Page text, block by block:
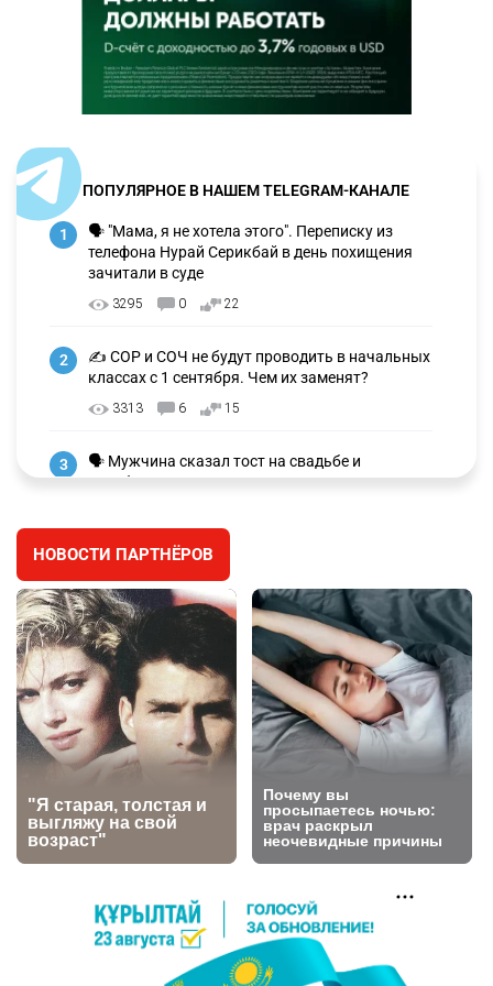
ПОПУЛЯРНОЕ В НАШЕМ TELEGRAM-КАНАЛЕ
1
🗣 "Мама, я не хотела этого". Переписку из
телефона Нурай Серикбай в день похищения
зачитали в суде
3295 0 22
2
✍️ СОР и СОЧ не будут проводить в начальных
классах с 1 сентября. Чем их заменят?
3313 6 15
3
🗣 Мужчина сказал тост на свадьбе и
заработал уголовное дело
🐏 Скота больше, а мясо дороже. Почему в
Казахстане продолжают расти цены на
баранину и конину
2714
5
⚠️ Доброе утро, друзья! Предлагаем обзор
главных новостей за 4 августа
2808 0 1
6
🗣Глава государства направил телеграмму
соболезнования родным и близким Халық
қаһарманы Ивана Гапича
2782 2 42
🇫🇷 Клуб ПСЖ объявил об открытии своей
футбольной академии в Астане
2 40
НОВОСТИ ПАРТНЁРОВ